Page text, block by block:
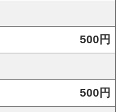
500円
500円